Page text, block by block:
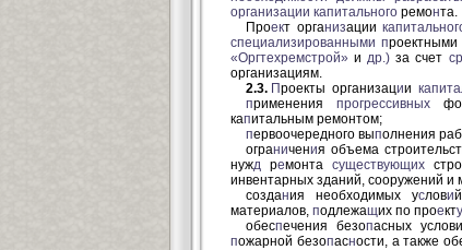
организации капитального ремонта.
Проект организации
специализированными проектными
«Оргтехремстрой»идр.) за счет
организациям.
2.3. Проекты организации
применения прогрессивных
капитальным ремонтом;
первоочередного выполнения
ограничения объема
нужд ремонта существующихстро
инвентарных зданий, сооружений и
создания необходимых услови
материалов, подлежащих по проекту
обеспечения безопасных
пожарной безопасности, а также